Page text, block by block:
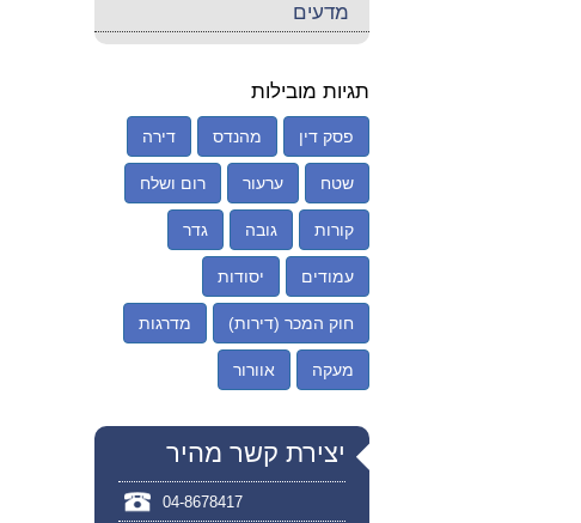
מדעים
תגיות מובילות
פסק דין מהנדס דירה
שטח ערעור רום ושלח
קורות גובה גדר
עמודים יסודות
חוק המכר (דירות) מדרגות
מעקה אוורור
יצירת קשר מהיר
04-8678417